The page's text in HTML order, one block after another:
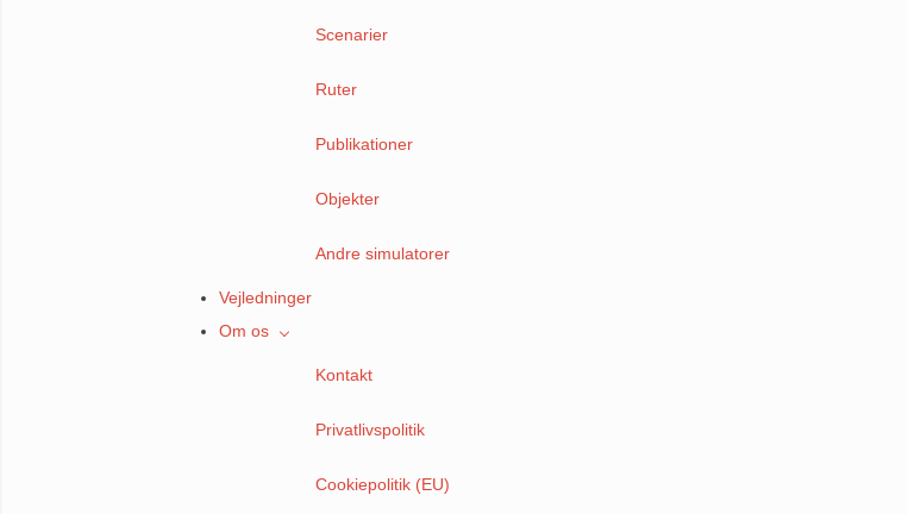
Scenarier
Ruter
Publikationer
Objekter
Andre simulatorer
Vejledninger
Om os
Kontakt
Privatlivspolitik
Cookiepolitik (EU)